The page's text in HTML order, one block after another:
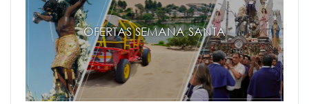
OFERTAS SEMANA SANTA